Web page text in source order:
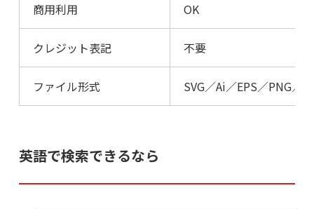
商用利用 OK
クレジット表記 不要
ファイル形式 SVG／Ai／EPS／PNG／
英語で検索できるなら